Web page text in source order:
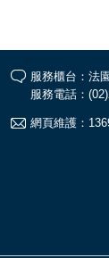
服務櫃台：法
服務電話：
網頁維護：